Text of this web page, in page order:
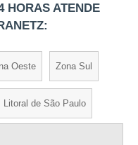
HORAS ATENDE
Oeste Zona Sul
Litoral de São Paulo